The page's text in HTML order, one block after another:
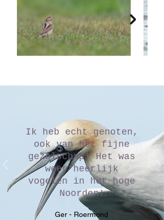
Ik heb echt genoten,
ook van het fijne
gezelschap! Het was
weer heerlijk
vogelen in het hoge
Noorden!
Ger - Roermond